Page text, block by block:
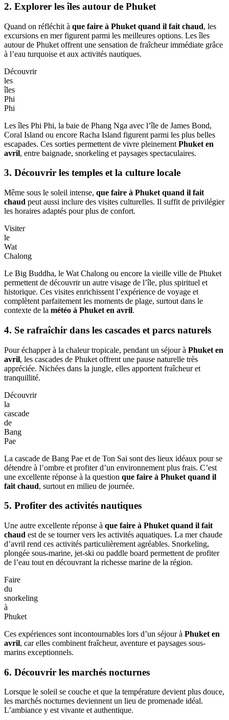
2. Explorer les îles autour de Phuket
Quand on réfléchit à que faire à Phuket quand il fait chaud, les
excursions en mer figurent parmi les meilleures options. Les îles
autour de Phuket offrent une sensation de fraîcheur immédiate grâce
à l’eau turquoise et aux activités nautiques.
Découvrir
les
îles
Phi
Phi
Les îles Phi Phi, la baie de Phang Nga avec l’île de James Bond,
Coral Island ou encore Racha Island figurent parmi les plus belles
escapades. Ces sorties permettent de vivre pleinement Phuket en
avril, entre baignade, snorkeling et paysages spectaculaires.
3. Découvrir les temples et la culture locale
Même sous le soleil intense, que faire à Phuket quand il fait
chaud peut aussi inclure des visites culturelles. Il suffit de privilégier
les horaires adaptés pour plus de confort.
Visiter
le
Wat
Chalong
Le Big Buddha, le Wat Chalong ou encore la vieille ville de Phuket
permettent de découvrir un autre visage de l’île, plus spirituel et
historique. Ces visites enrichissent l’expérience de voyage et
complètent parfaitement les moments de plage, surtout dans le
contexte de la météo à Phuket en avril.
4. Se rafraîchir dans les cascades et parcs naturels
Pour échapper à la chaleur tropicale, pendant un séjour à Phuket en
avril, les cascades de Phuket offrent une pause naturelle très
appréciée. Nichées dans la jungle, elles apportent fraîcheur et
tranquillité.
Découvrir
la
cascade
de
Bang
Pae
La cascade de Bang Pae et de Ton Sai sont des lieux idéaux pour se
détendre à l’ombre et profiter d’un environnement plus frais. C’est
une excellente réponse à la question que faire à Phuket quand il
fait chaud, surtout en milieu de journée.
5. Profiter des activités nautiques
Une autre excellente réponse à que faire à Phuket quand il fait
chaud est de se tourner vers les activités aquatiques. La mer chaude
d’avril rend ces activités particulièrement agréables. Snorkeling,
plongée sous-marine, jet-ski ou paddle board permettent de profiter
de l’eau tout en découvrant la richesse marine de la région.
Faire
du
snorkeling
à
Phuket
Ces expériences sont incontournables lors d’un séjour à Phuket en
avril, car elles combinent fraîcheur, aventure et paysages sous-
marins exceptionnels.
6. Découvrir les marchés nocturnes
Lorsque le soleil se couche et que la température devient plus douce,
les marchés nocturnes deviennent un lieu de promenade idéal.
L’ambiance y est vivante et authentique.